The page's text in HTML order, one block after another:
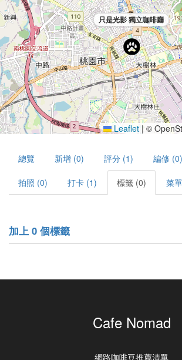
只是光影 獨立咖啡廳
Leaflet | ©
總覽 新增 (0) 評分 (1) 編修 (0)
拍照 (0) 打卡 (1) 標籤 (0) 菜
加上 0 個標籤
Cafe Nomad
網路咖啡豆推薦清單